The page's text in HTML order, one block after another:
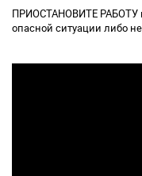
ПРИОСТАНОВИТЕ РАБОТУ
опасной ситуации либо